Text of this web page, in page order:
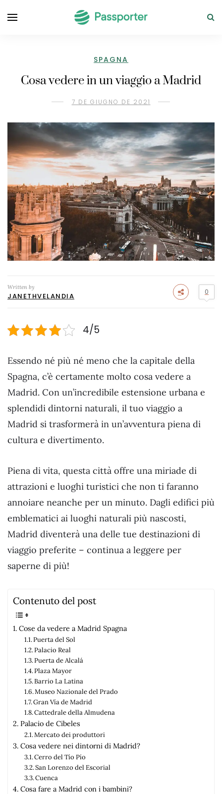
SPAGNA
Cosa vedere in un viaggio a Madrid
7 DE GIUGNO DE 2021
Written by
JANETHVELANDIA 0
4/5
Essendo né più né meno che la capitale della
Spagna, c’è certamente molto cosa vedere a
Madrid. Con un’incredibile estensione urbana e
splendidi dintorni naturali, il tuo viaggio a
Madrid si trasformerà in un’avventura piena di
cultura e divertimento.
Piena di vita, questa città offre una miriade di
attrazioni e luoghi turistici che non ti faranno
annoiare neanche per un minuto. Dagli edifici più
emblematici ai luoghi naturali più nascosti,
Madrid diventerà una delle tue destinazioni di
viaggio preferite – continua a leggere per
saperne di più!
Contenuto del post
Cose da vedere a Madrid Spagna
Puerta del Sol
Palacio Real
Puerta de Alcalá
Plaza Mayor
Barrio La Latina
Museo Nazionale del Prado
Gran Vía de Madrid
Cattedrale della Almudena
Palacio de Cibeles
Mercato dei produttori
Cosa vedere nei dintorni di Madrid?
Cerro del Tío Pío
San Lorenzo del Escorial
Cuenca
Cosa fare a Madrid con i bambini?